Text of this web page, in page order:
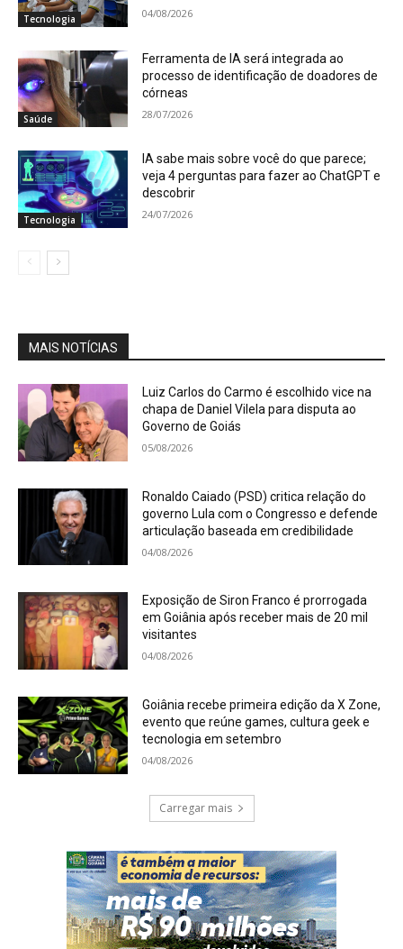
Tecnologia 04/08/2026
Saúde
Ferramenta de IA será integrada ao
processo de identificação de doadores de
córneas
28/07/2026
Tecnologia
IA sabe mais sobre você do que parece;
veja 4 perguntas para fazer ao ChatGPT e
descobrir
24/07/2026
MAIS NOTÍCIAS
Luiz Carlos do Carmo é escolhido vice na
chapa de Daniel Vilela para disputa ao
Governo de Goiás
05/08/2026
Ronaldo Caiado (PSD) critica relação do
governo Lula com o Congresso e defende
articulação baseada em credibilidade
04/08/2026
Exposição de Siron Franco é prorrogada
em Goiânia após receber mais de 20 mil
visitantes
04/08/2026
Goiânia recebe primeira edição da X Zone,
evento que reúne games, cultura geek e
tecnologia em setembro
04/08/2026
Carregar mais